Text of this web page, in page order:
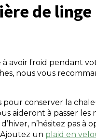
de linge
à avoir froid pendant
nous vous
pour conserver la
aideront à passer
n’hésitez pas à
Ajoutez un plaid en